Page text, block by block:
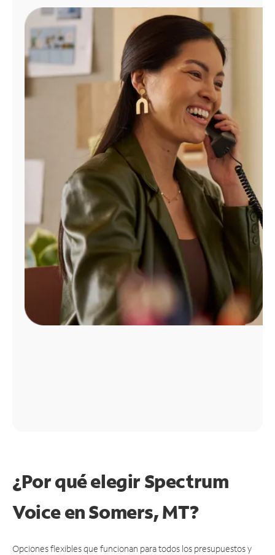
Administrar
cuenta
Encuentra
tienda
¿Por qué elegir Spectrum
Voice en Somers, MT?
Opciones flexibles que funcionan para todos los presupuestos y